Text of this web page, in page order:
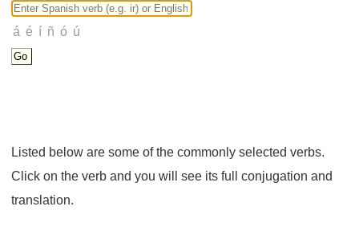
Listed below are some of the commonly selected verbs.
Click on the verb and you will see its full conjugation and
translation.